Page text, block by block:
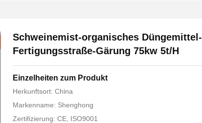
Schweinemist-organisches Düngemittel-
Fertigungsstraße-Gärung 75kw 5t/H
Einzelheiten zum Produkt
Herkunftsort: China
Markenname: Shenghong
Zertifizierung: CE, ISO9001